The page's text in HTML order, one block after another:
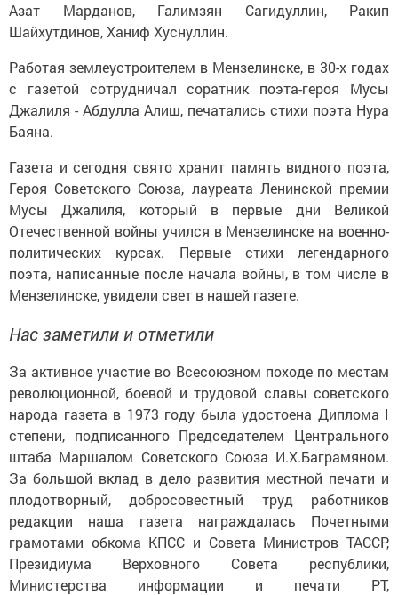
Азат Марданов, Галимзян Сагидуллин, Ракип
Шайхутдинов, Ханиф Хуснуллин.
Работая землеустроителем в Мензелинске, в 30-х годах
с газетой сотрудничал соратник поэта-героя Мусы
Джалиля - Абдулла Алиш, печатались стихи поэта Нура
Баяна.
Газета и сегодня свято хранит память видного поэта,
Героя Советского Союза, лауреата Ленинской премии
Мусы Джалиля, который в первые дни Великой
Отечественной войны учился в Мензелинске на военно-
политических курсах. Первые стихи легендарного
поэта, написанные после начала войны, в том числе в
Мензелинске, увидели свет в нашей газете.
Нас заметили и отметили
За активное участие во Всесоюзном походе по местам
революционной, боевой и трудовой славы советского
народа газета в 1973 году была удостоена Диплома I
степени, подписанного Председателем Центрального
штаба Маршалом Советского Союза И.Х.Баграмяном.
За большой вклад в дело развития местной печати и
плодотворный, добросовестный труд работников
редакции наша газета награждалась Почетными
грамотами обкома КПСС и Совета Министров ТАССР,
Президиума Верховного Совета республики,
Министерства информации и печати РТ,